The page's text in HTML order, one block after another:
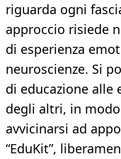
riguarda ogni
approccio risiede
di esperienza
neuroscienze. Si
di educazione alle
degli altri, in
avvicinarsi ad
“EduKit”,